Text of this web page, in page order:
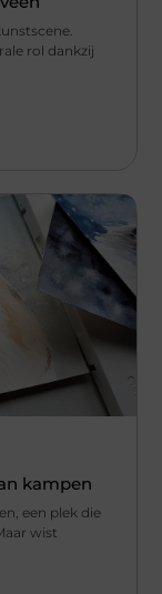
rol dankzij
kampen
een plek die
wist